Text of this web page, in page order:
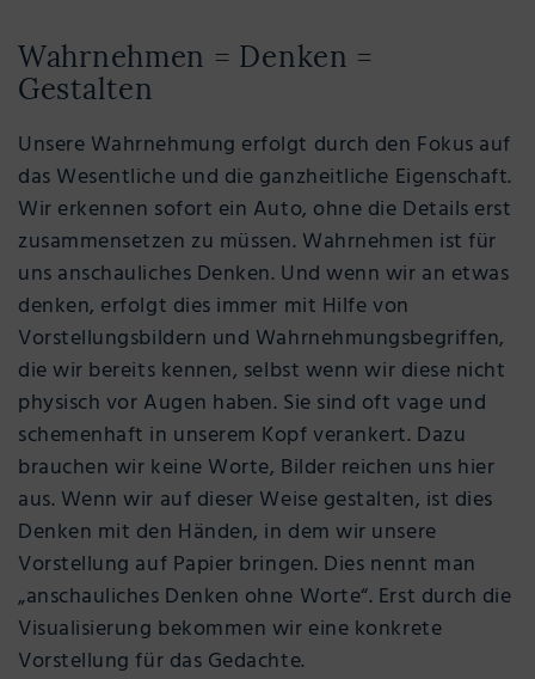
Wahrnehmen = Denken =
Gestalten
Unsere Wahrnehmung erfolgt durch den Fokus auf
das Wesentliche und die ganzheitliche Eigenschaft.
Wir erkennen sofort ein Auto, ohne die Details erst
zusammensetzen zu müssen. Wahrnehmen ist für
uns anschauliches Denken. Und wenn wir an etwas
denken, erfolgt dies immer mit Hilfe von
Vorstellungsbildern und Wahrnehmungsbegriffen,
die wir bereits kennen, selbst wenn wir diese nicht
physisch vor Augen haben. Sie sind oft vage und
schemenhaft in unserem Kopf verankert. Dazu
brauchen wir keine Worte, Bilder reichen uns hier
aus. Wenn wir auf dieser Weise gestalten, ist dies
Denken mit den Händen, in dem wir unsere
Vorstellung auf Papier bringen. Dies nennt man
„anschauliches Denken ohne Worte“. Erst durch die
Visualisierung bekommen wir eine konkrete
Vorstellung für das Gedachte.